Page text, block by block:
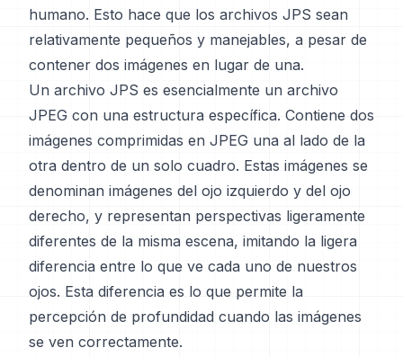
humano. Esto hace que los archivos JPS sean
relativamente pequeños y manejables, a pesar de
contener dos imágenes en lugar de una.
Un archivo JPS es esencialmente un archivo
JPEG con una estructura específica. Contiene dos
imágenes comprimidas en JPEG una al lado de la
otra dentro de un solo cuadro. Estas imágenes se
denominan imágenes del ojo izquierdo y del ojo
derecho, y representan perspectivas ligeramente
diferentes de la misma escena, imitando la ligera
diferencia entre lo que ve cada uno de nuestros
ojos. Esta diferencia es lo que permite la
percepción de profundidad cuando las imágenes
se ven correctamente.